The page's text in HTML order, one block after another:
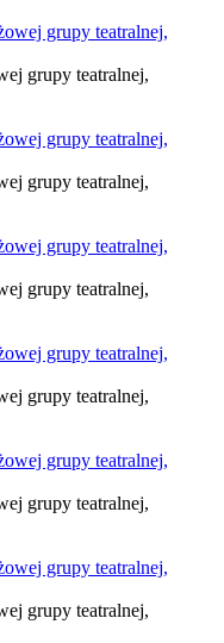
grupy teatralnej,
grupy teatralnej,
grupy teatralnej,
grupy teatralnej,
grupy teatralnej,
grupy teatralnej,